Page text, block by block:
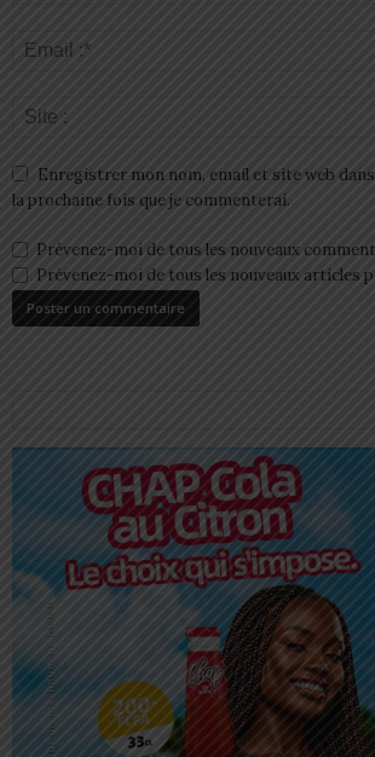
Enregistrer mon nom, email et site web
la prochaine fois que je commenterai.
Prévenez-moi de tous les nouveaux
Prévenez-moi de tous les nouveaux articles